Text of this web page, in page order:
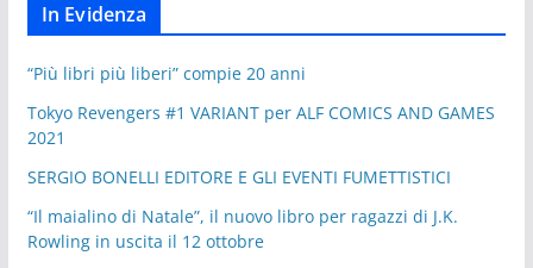
In Evidenza
“Più libri più liberi” compie 20 anni
Tokyo Revengers #1 VARIANT per ALF COMICS AND GAMES
2021
SERGIO BONELLI EDITORE E GLI EVENTI FUMETTISTICI
“Il maialino di Natale”, il nuovo libro per ragazzi di J.K.
Rowling in uscita il 12 ottobre